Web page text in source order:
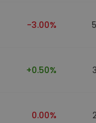
-3.00%
+0.50%
0.00%